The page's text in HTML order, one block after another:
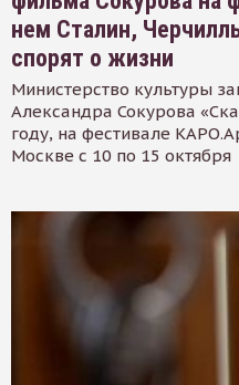
нем Сталин,
спорят о жизни
Министерство культуры
Александра Сокурова
году, на фестивале
Москве с 10 по 15 октября